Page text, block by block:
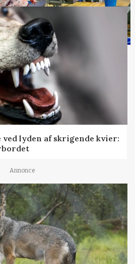
ved lyden af skrigende kvier:
Annonce